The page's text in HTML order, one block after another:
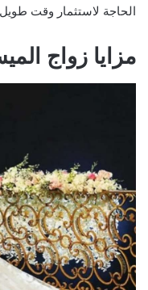
الحاجة لاستثمار وقت
مزايا زواج